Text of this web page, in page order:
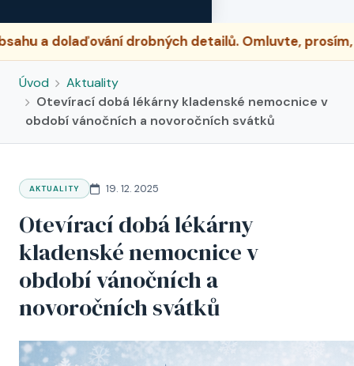
dolaďování drobných detailů. Omluvte, prosím,
Úvod
Aktuality
Otevírací dobá lékárny kladenské nemocnice v
období vánočních a novoročních svátků
AKTUALITY 19. 12. 2025
Otevírací dobá lékárny
kladenské nemocnice v
období vánočních a
novoročních svátků